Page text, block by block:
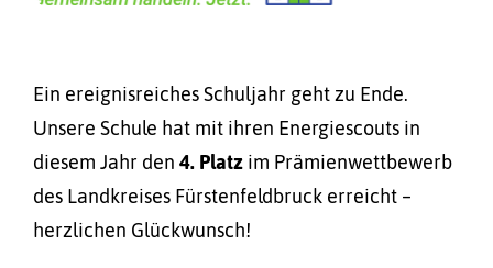
Ein ereignisreiches Schuljahr geht zu Ende.
Unsere Schule hat mit ihren Energiescouts in
diesem Jahr den 4. Platz im Prämienwettbewerb
des Landkreises Fürstenfeldbruck erreicht –
herzlichen Glückwunsch!